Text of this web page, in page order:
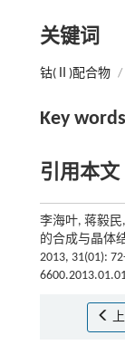
关键词
钴(Ⅱ)配合物 /
Key words
引用本文
李海叶, 蒋毅
的合成与晶体
2013, 31(01):